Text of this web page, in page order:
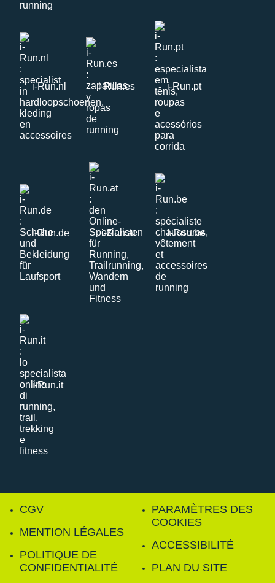
i-Run.nl i-Run.es i-Run.pt
i-Run.de i-Run.at i-Run.be
i-Run.it
CGV
MENTION LÉGALES
POLITIQUE DE
CONFIDENTIALITÉ
PARAMÈTRES DES
COOKIES
ACCESSIBILITÉ
PLAN DU SITE